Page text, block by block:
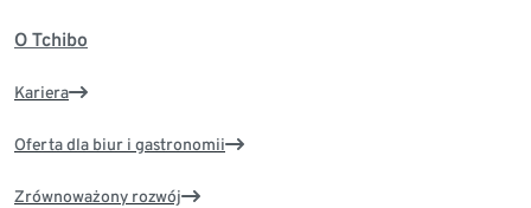
O Tchibo
Kariera
Oferta dla biur i gastronomii
Zrównoważony rozwój